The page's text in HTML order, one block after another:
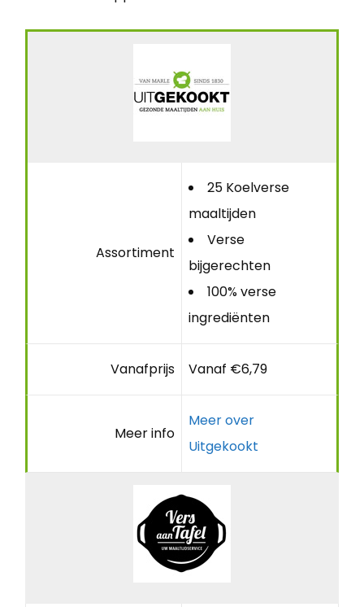
Assortiment
25 Koelverse
maaltijden
Verse
bijgerechten
100% verse
ingrediënten
Vanafprijs Vanaf €6,79
Meer info
Meer over
Uitgekookt